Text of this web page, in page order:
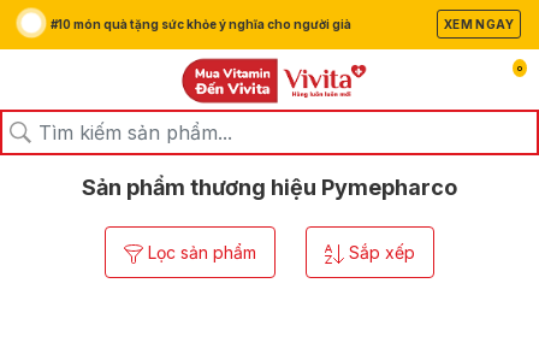
#10 món quà tặng sức khỏe ý nghĩa cho người già XEM NGAY
0
Trang chủ/Thương hiệu/
Sản phẩm thương hiệu Pymepharco
Lọc sản phẩm Sắp xếp